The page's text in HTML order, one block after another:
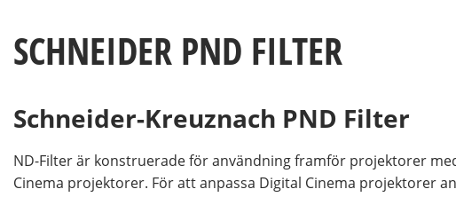
SCHNEIDER PND FILTER
Schneider-Kreuznach PND Filter
ND-Filter är konstruerade för användning framför projektorer
Cinema projektorer. För att anpassa Digital Cinema projektorer